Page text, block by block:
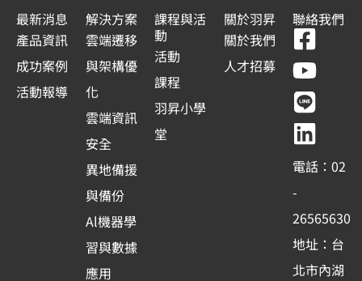
最新消息
產品資訊
成功案例
活動報導
解決方案
雲端遷移
與架構優
化
雲端資訊
安全
異地備援
與備份
Al機器學
習與數據
應用
課程與活
動
活動
課程
羽昇小學
堂
關於羽昇
關於我們
人才招募
聯絡我們
F
a
c
e
b
o
o
k
-
s
Y
o
u
t
u
b
e
L
i
n
e
L
i
n
k
e
d
i
n
電話：02
-
26565630
地址：台
北市內湖